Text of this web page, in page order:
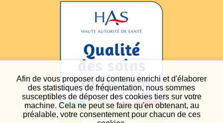
Afin de vous proposer du contenu enrichi et d'élaborer
des statistiques de fréquentation, nous sommes
susceptibles de déposer des cookies tiers sur votre
machine. Cela ne peut se faire qu'en obtenant, au
préalable, votre consentement pour chacun de ces